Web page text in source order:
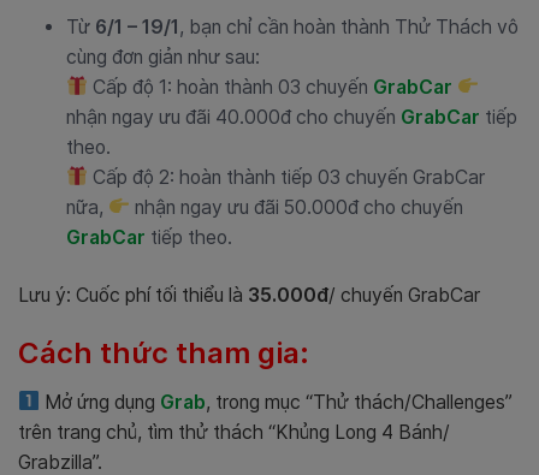
Từ 6/1 – 19/1, bạn chỉ cần hoàn thành Thử Thách vô
cùng đơn giản như sau:
Cấp độ 1: hoàn thành 03 chuyến GrabCar
nhận ngay ưu đãi 40.000đ cho chuyến GrabCar tiếp
theo.
Cấp độ 2: hoàn thành tiếp 03 chuyến GrabCar
nữa,
nhận ngay ưu đãi 50.000đ cho chuyến
GrabCar tiếp theo.
Lưu ý: Cuốc phí tối thiểu là 35.000đ/ chuyến GrabCar
Cách thức tham gia:
Mở ứng dụng Grab, trong mục “Thử thách/Challenges”
trên trang chủ, tìm thử thách “Khủng Long 4 Bánh/
Grabzilla”.